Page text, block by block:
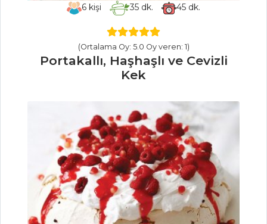
İmam Bayıldı
Köpoğlu Mancası
Sebze Yemekleri
Tüm Tarifleri
MEZELER
6kişi 35 dk. 45 dk.
(Ortalama Oy: 5.0 Oy veren: 1)
Portakallı, Haşhaşlı ve Cevizli
Kek